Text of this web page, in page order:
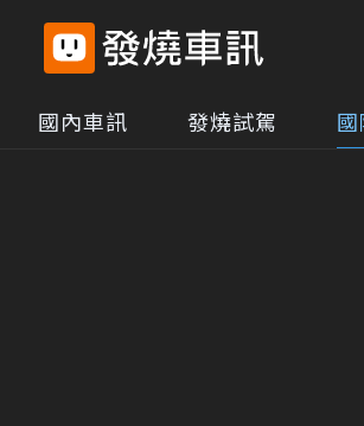
國內車訊 發燒試駕